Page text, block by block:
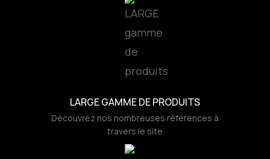
LARGE GAMME DE PRODUITS
Découvrez nos nombreuses références à
travers le site